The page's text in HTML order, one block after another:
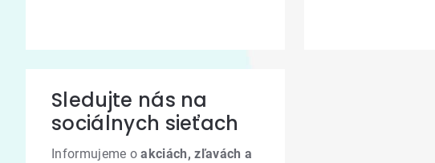
Sledujte nás na
sociálnych sieťach
Informujeme oakciách, zľavách a